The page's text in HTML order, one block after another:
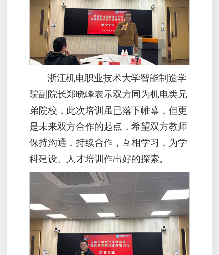
浙江机电职业技术大学智能制造学
院副院长郑晓峰表示双方同为机电类兄
弟院校，此次培训虽已落下帷幕，但更
是未来双方合作的起点，希望双方教师
保持沟通，持续合作，互相学习，为学
科建设、人才培训作出好的探索。